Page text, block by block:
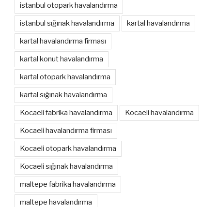
istanbul otopark havalandırma
istanbul sığınak havalandırma kartal havalandırma
kartal havalandırma firması
kartal konut havalandırma
kartal otopark havalandırma
kartal sığınak havalandırma
Kocaeli fabrika havalandırma Kocaeli havalandırma
Kocaeli havalandırma firması
Kocaeli otopark havalandırma
Kocaeli sığınak havalandırma
maltepe fabrika havalandırma
maltepe havalandırma